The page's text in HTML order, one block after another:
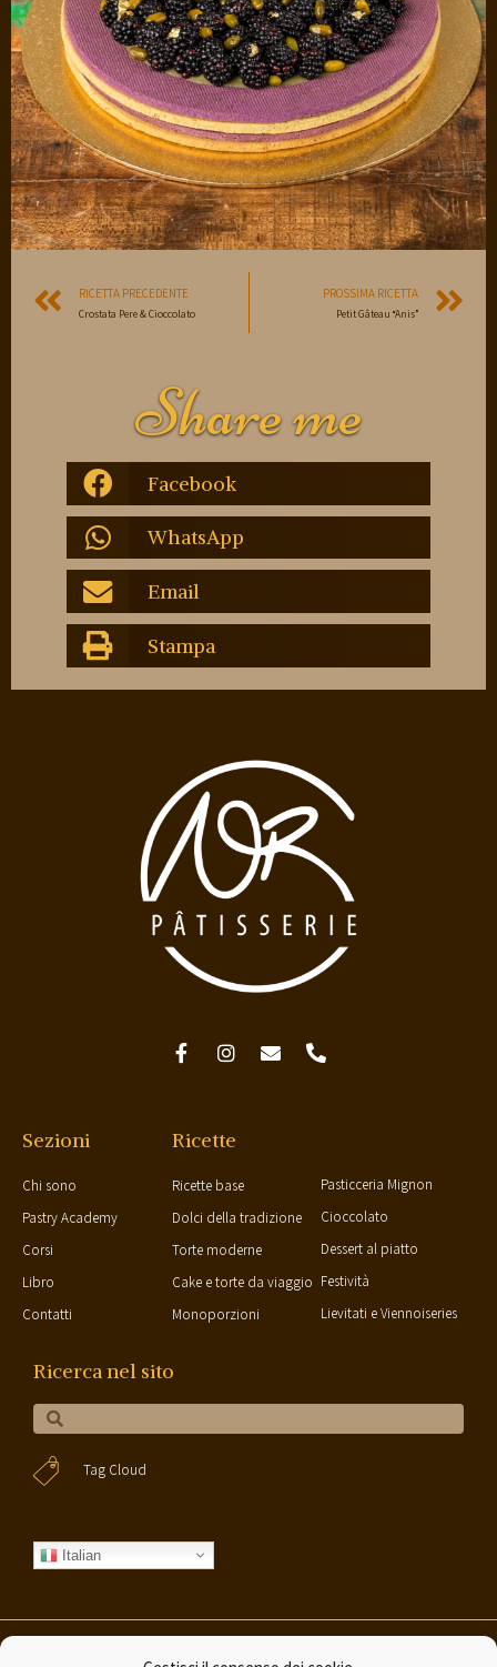
RICETTA PRECEDENTE
Crostata Pere & Cioccolato
PROSSIMA RICETTA
Petit Gâteau “Anis”
Share me
Facebook
WhatsApp
Email
Stampa
Sezioni
Chi sono
Pastry Academy
Corsi
Libro
Contatti
Ricette
Ricette base
Dolci della tradizione
Torte moderne
Cake e torte da viaggio
Monoporzioni
Pasticceria Mignon
Cioccolato
Dessert al piatto
Festività
Lievitati e Viennoiseries
Ricerca nel sito
Tag Cloud
Italian